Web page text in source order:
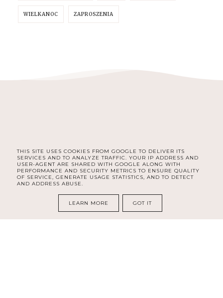
WIELKANOC ZAPROSZENIA
FACEBOOK INSTAGRAM PINTEREST
COPYRIGHT ©MAGISART - ŻYCIE Z PASJĄ
BLOG DESIGN: KAROGRAFIA.PL
THIS SITE USES COOKIES FROM GOOGLE TO DELIVER ITS
SERVICES AND TO ANALYZE TRAFFIC. YOUR IP ADDRESS AND
USER-AGENT ARE SHARED WITH GOOGLE ALONG WITH
PERFORMANCE AND SECURITY METRICS TO ENSURE QUALITY
OF SERVICE, GENERATE USAGE STATISTICS, AND TO DETECT
AND ADDRESS ABUSE.
LEARN MORE GOT IT